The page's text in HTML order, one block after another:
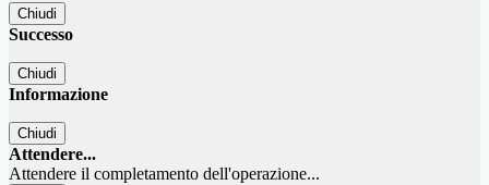
Chiudi
Successo
Chiudi
Informazione
Chiudi
Attendere...
Attendere il completamento dell'operazione...